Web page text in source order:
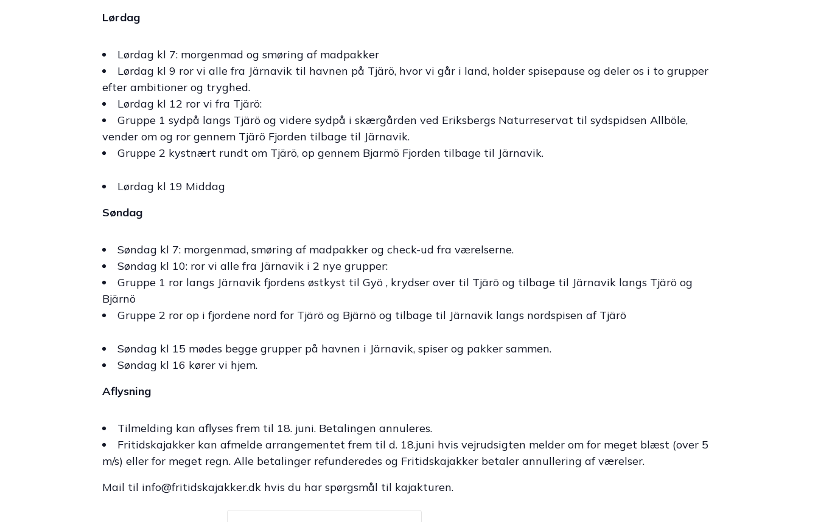
Lørdag
Lørdag kl 7: morgenmad og smøring af madpakker
Lørdag kl 9 ror vi alle fra Järnavik til havnen på Tjärö, hvor vi går i land, holder spisepause og deler os i to grupper
efter ambitioner og tryghed.
Lørdag kl 12 ror vi fra Tjärö:
Gruppe 1 sydpå langs Tjärö og videre sydpå i skærgården ved Eriksbergs Naturreservat til sydspidsen Allböle,
vender om og ror gennem Tjärö Fjorden tilbage til Järnavik.
Gruppe 2 kystnært rundt om Tjärö, op gennem Bjarmö Fjorden tilbage til Järnavik.
Lørdag kl 19 Middag
Søndag
Søndag kl 7: morgenmad, smøring af madpakker og check-ud fra værelserne.
Søndag kl 10: ror vi alle fra Järnavik i 2 nye grupper:
Gruppe 1 ror langs Järnavik fjordens østkyst til Gyö , krydser over til Tjärö og tilbage til Järnavik langs Tjärö og
Bjärnö
Gruppe 2 ror op i fjordene nord for Tjärö og Bjärnö og tilbage til Järnavik langs nordspisen af Tjärö
Søndag kl 15 mødes begge grupper på havnen i Järnavik, spiser og pakker sammen.
Søndag kl 16 kører vi hjem.
Aflysning
Tilmelding kan aflyses frem til 18. juni. Betalingen annuleres.
Fritidskajakker kan afmelde arrangementet frem til d. 18.juni hvis vejrudsigten melder om for meget blæst (over 5
m/s) eller for meget regn. Alle betalinger refunderedes og Fritidskajakker betaler annullering af værelser.
Mail til info@fritidskajakker.dk hvis du har spørgsmål til kajakturen.